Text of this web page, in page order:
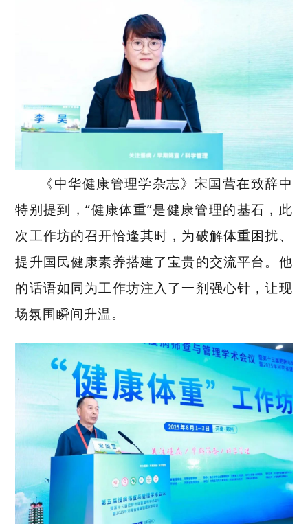
《中华健康管理学杂志》宋国营在致辞中
特别提到，“健康体重”是健康管理的基石，此
次工作坊的召开恰逢其时，为破解体重困扰、
提升国民健康素养搭建了宝贵的交流平台。他
的话语如同为工作坊注入了一剂强心针，让现
场氛围瞬间升温。